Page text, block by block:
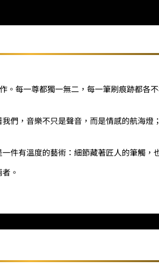
。每一尊都獨一無二，每一筆刷痕跡都各
，音樂不只是聲音，而是情感的航海燈
件有溫度的藝術：細節藏著匠人的筆觸，
。